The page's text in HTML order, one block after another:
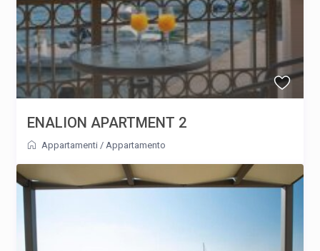
ENALION APARTMENT 2
Appartamenti / Appartamento